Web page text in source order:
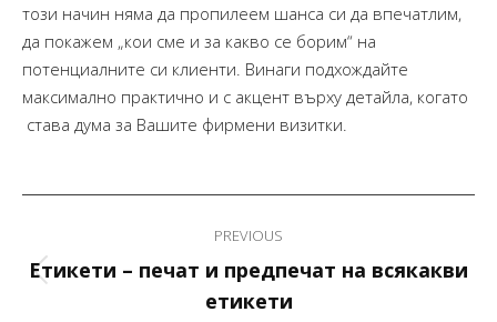
този начин няма да пропилеем шанса си да впечатлим,
да покажем „кои сме и за какво се борим“ на
потенциалните си клиенти. Винаги подхождайте
максимално практично и с акцент върху детайла, когато
става дума за Вашите фирмени визитки.
navigation
PREVIOUS
Previous
post:
Етикети – печат и предпечат на всякакви
етикети